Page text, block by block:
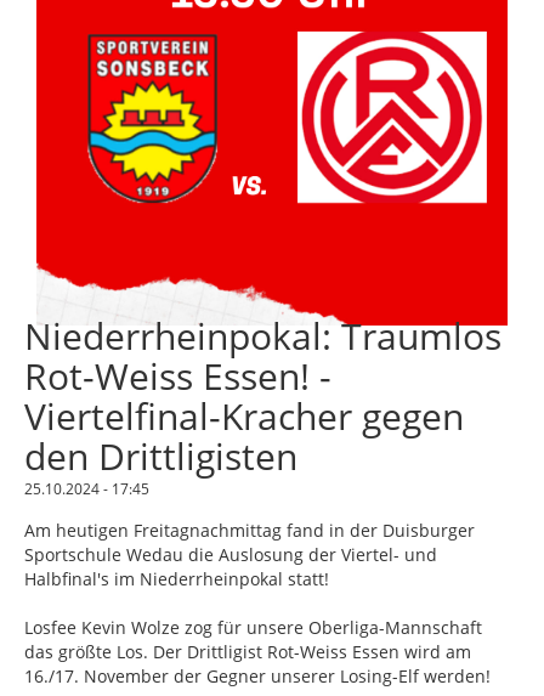
Niederrheinpokal: Traumlos
Rot-Weiss Essen! -
Viertelfinal-Kracher gegen
den Drittligisten
25.10.2024 - 17:45
Am heutigen Freitagnachmittag fand in der Duisburger
Sportschule Wedau die Auslosung der Viertel- und
Halbfinal's im Niederrheinpokal statt!
Losfee Kevin Wolze zog für unsere Oberliga-Mannschaft
das größte Los. Der Drittligist Rot-Weiss Essen wird am
16./17. November der Gegner unserer Losing-Elf werden!